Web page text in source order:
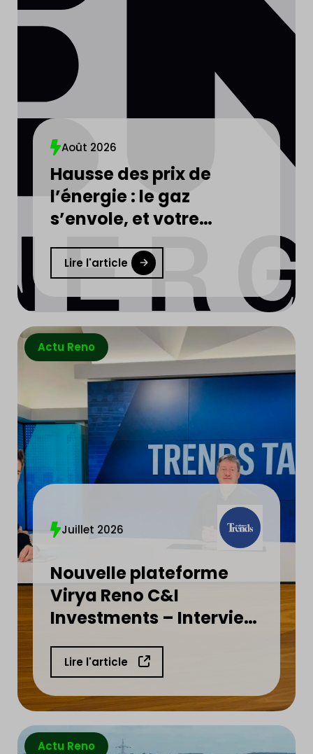
Août 2026
Hausse des prix de
l’énergie : le gaz
s’envole, et votre
facture d’électricité
aussi
Lire l'article
Actu Reno
Juillet 2026
Nouvelle plateforme
Virya Reno C&I
Investments – Interview
d’Henri Thonnart
Lire l'article
Actu Reno